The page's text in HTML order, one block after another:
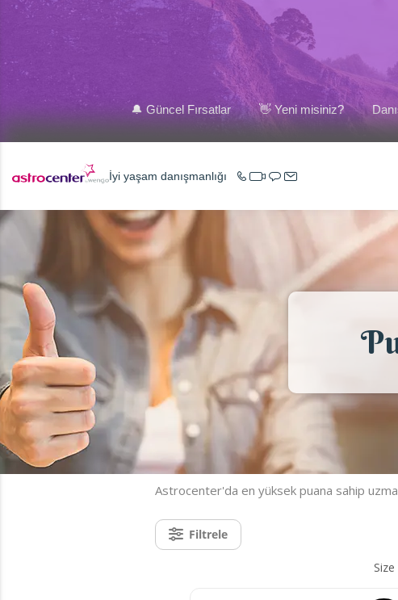
🔔 Güncel Fırsatlar 👋 Yeni misiniz?
İyi yaşam danışmanlığı
Astrocenter'da en yüksek puana sahip
Filtrele